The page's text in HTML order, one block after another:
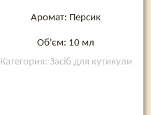
Аромат: Персик
Об'єм: 10 мл
Категория: Засіб для кутикули